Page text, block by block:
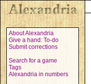
About Alexandria
Give a hand: To-do
Submit corrections
Search for a game
Tags
Alexandria in numbers